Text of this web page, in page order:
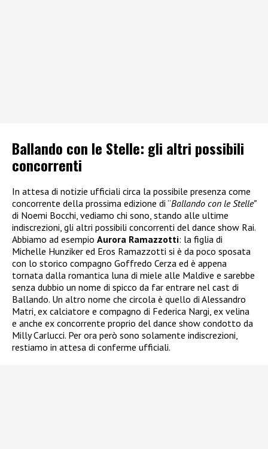
Ballando con le Stelle: gli altri possibili
concorrenti
In attesa di notizie ufficiali circa la possibile presenza come
concorrente della prossima edizione di “Ballando con le Stelle”
di Noemi Bocchi, vediamo chi sono, stando alle ultime
indiscrezioni, gli altri possibili concorrenti del dance show Rai.
Abbiamo ad esempio Aurora Ramazzotti: la figlia di
Michelle Hunziker ed Eros Ramazzotti si è da poco sposata
con lo storico compagno Goffredo Cerza ed è appena
tornata dalla romantica luna di miele alle Maldive e sarebbe
senza dubbio un nome di spicco da far entrare nel cast di
Ballando. Un altro nome che circola è quello di Alessandro
Matri, ex calciatore e compagno di Federica Nargi, ex velina
e anche ex concorrente proprio del dance show condotto da
Milly Carlucci. Per ora però sono solamente indiscrezioni,
restiamo in attesa di conferme ufficiali.